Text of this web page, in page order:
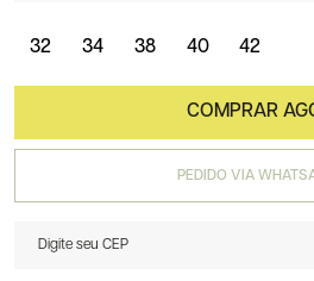
32 34 38 40 42
PEDIDO VIA